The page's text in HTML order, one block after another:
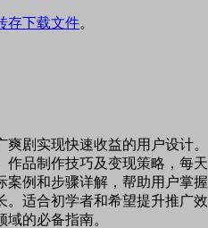
存下载文件。
剧实现快速收益的用户设计。
作品制作技巧及变现策略，每天
案例和步骤详解，帮助用户掌握
。适合初学者和希望提升推广效
的必备指南。